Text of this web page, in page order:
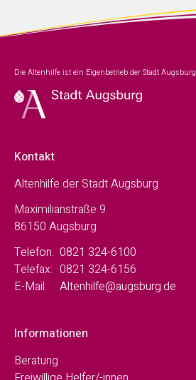
Die Altenhilfe ist ein Eigenbetrieb der Stadt Augsburg
Kontakt
Altenhilfe der Stadt Augsburg
Maximilianstraße 9
86150 Augsburg
Telefon: 0821 324-6100
Telefax: 0821 324-6156
E-Mail:
Altenhilfe@augsburg.de
Informationen
Beratung